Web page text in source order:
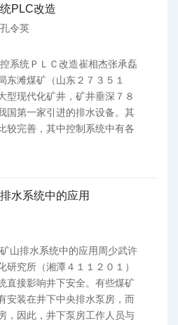
PLC改造
孔令英
系统ＰＬＣ改造崔相杰张承磊
东滩煤矿（山东２７３５１
型现代化矿井，矿井垂深７８
国第一家引进的排水设备。其
较完善，其中控制系统中有各
水系统中的应用
山排水系统中的应用周少武许
研究所（湘潭４１１２０１）
直接影响井下安全。有些煤矿
安装在井下中央排水泵房，而
，因此，井下泵房工作人员与